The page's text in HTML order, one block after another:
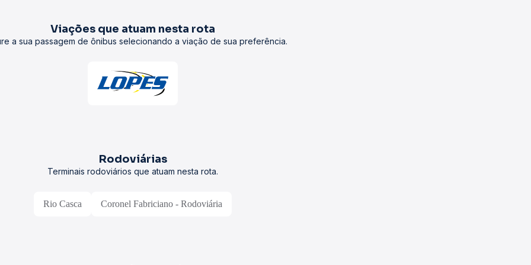
Viações que atuam nesta rota
a sua passagem de ônibus selecionando a viação de sua preferência.
Rodoviárias
Terminais rodoviários que atuam nesta rota.
Rio Casca Coronel Fabriciano - Rodoviária